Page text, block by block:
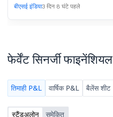
Publication
बीएसई इंडिया3 दिन 8 घंटे पहले
फेर्वेंट सिनर्जी फाइनेंशियल
तिमाही P&L वार्षिक P&L बैलेंस शीट
स्टैंडअलोन समेकित